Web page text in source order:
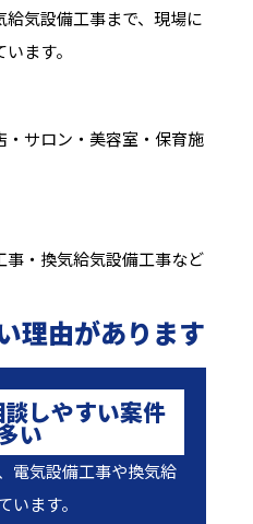
気設備工事まで、現場に
ます。
サロン・美容室・保育施
・換気給気設備工事など
理由があります
しやすい案件
い
電気設備工事や換気給
います。